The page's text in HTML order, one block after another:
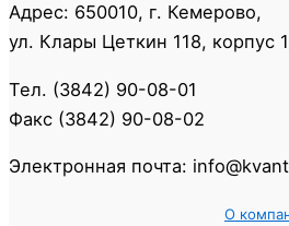
Адрес: 650010, г. Кемерово,
ул. Клары Цеткин 118, корпус
Тел. (3842) 90-08-01
Факс (3842) 90-08-02
Электронная почта:
О